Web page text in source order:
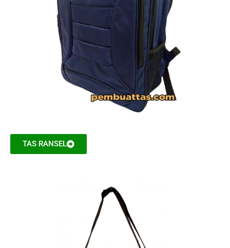
TAS RANSEL